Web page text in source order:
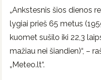
„Ankstesnis šios dienos
lygiai prieš 65 metus
kuomet sušilo iki 22,3
mažiau nei šiandien)“, –
„Meteo.lt“.